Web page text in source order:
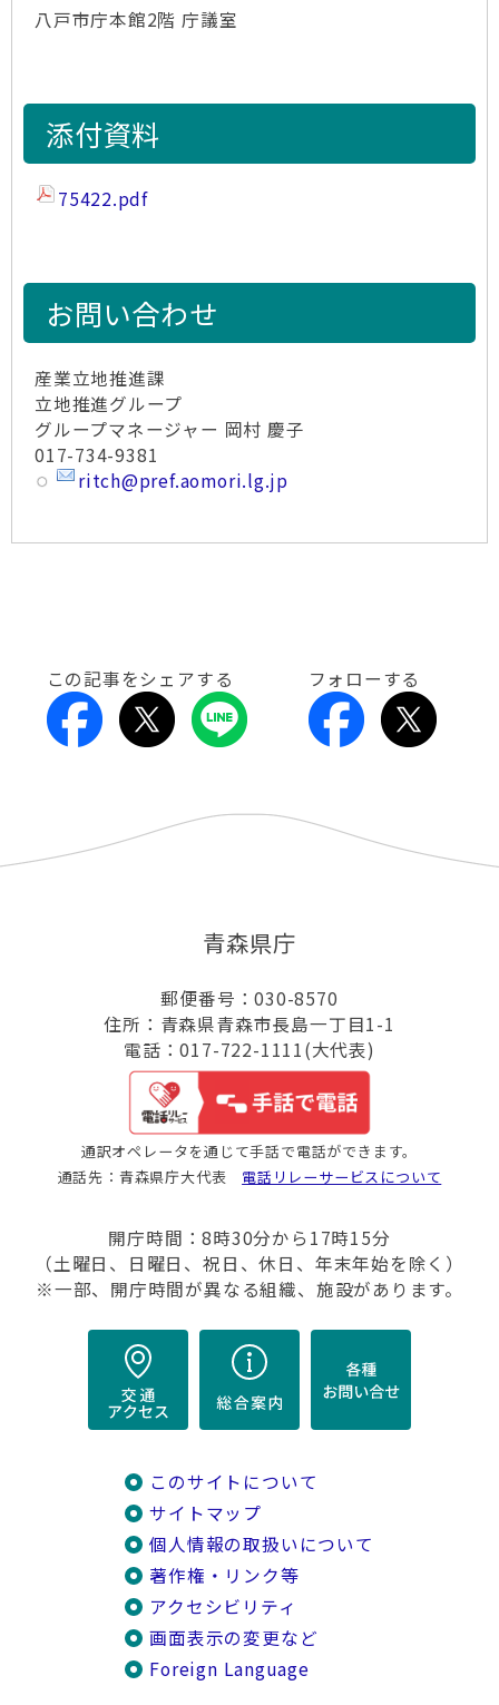
八戸市庁本館2階 庁議室
添付資料
75422.pdf
お問い合わせ
産業立地推進課
立地推進グループ
グループマネージャー 岡村 慶子
017-734-9381
ritch@pref.aomori.lg.jp
この記事をシェアする フォローする
青森県庁
郵便番号：030-8570
住所：青森県青森市長島一丁目1-1
電話：017-722-1111(大代表)
通訳オペレータを通じて手話で電話ができます。
通話先：青森県庁大代表 電話リレーサービスについて
開庁時間：8時30分から17時15分
（土曜日、日曜日、祝日、休日、年末年始を除く）
※一部、開庁時間が異なる組織、施設があります。
このサイトについて
サイトマップ
個人情報の取扱いについて
著作権・リンク等
アクセシビリティ
画面表示の変更など
Foreign Language